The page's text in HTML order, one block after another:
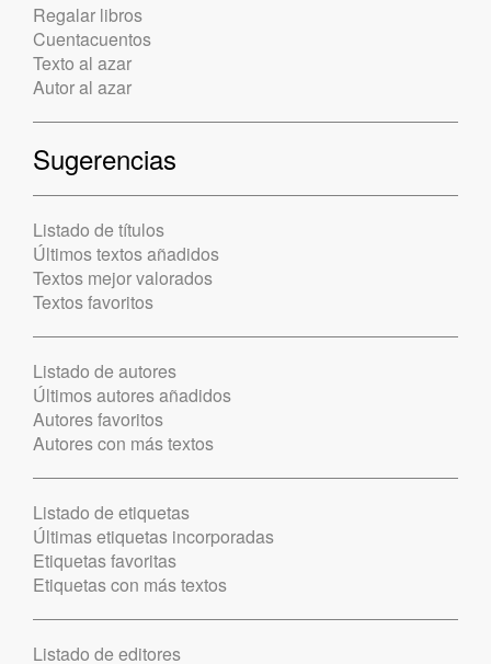
Regalar libros
Cuentacuentos
Texto al azar
Autor al azar
Sugerencias
Listado de títulos
Últimos textos añadidos
Textos mejor valorados
Textos favoritos
Listado de autores
Últimos autores añadidos
Autores favoritos
Autores con más textos
Listado de etiquetas
Últimas etiquetas incorporadas
Etiquetas favoritas
Etiquetas con más textos
Listado de editores